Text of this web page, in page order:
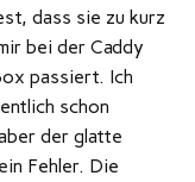
dass sie zu kurz
bei der Caddy
passiert. Ich
schon
der glatte
Fehler. Die